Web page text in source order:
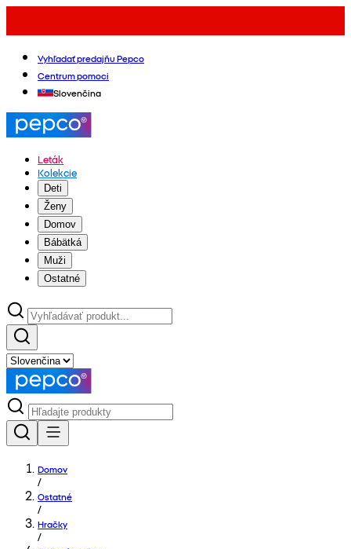
Vyhľadať predajňu Pepco
Centrum pomoci
Slovenčina
Leták
Kolekcie
Deti
Ženy
Domov
Bábätká
Muži
Ostatné
Domov
/
Ostatné
/
Hračky
/